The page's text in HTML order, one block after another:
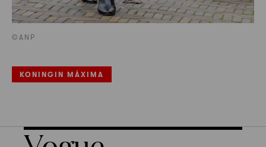
©ANP
KONINGIN MÁXIMA